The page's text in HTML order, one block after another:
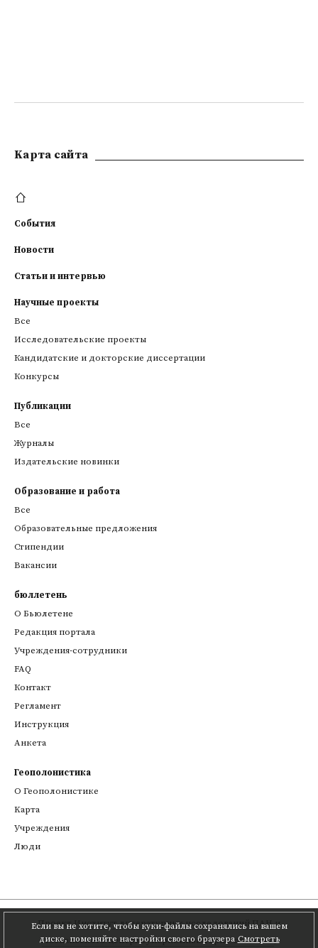
Если вы не хотите, чтобы куки-файлы сохранялись на вашем
диске, поменяйте настройки своего браузера Смотреть
Kарта сайта
События
Новости
Статьи и интервью
Научные проекты
Все
Исследовательские проекты
Кандидатские и докторские диссертации
Конкурсы
Публикации
Все
Журналы
Издательские новинки
Образование и работа
Все
Образовательные предложения
Стипендии
Вакансии
бюллетень
О Бьюлетене
Редакция портала
Учреждения-сотрудники
FAQ
Контакт
Регламент
Инструкция
Анкета
Геополонистика
О Геополонистике
Kарта
Учреждения
Люди
ПроектИнститут литературных исследований ПАНи
Познаньского центра суперкомпьютерно-сетевого,